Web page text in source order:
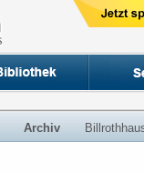
Archiv